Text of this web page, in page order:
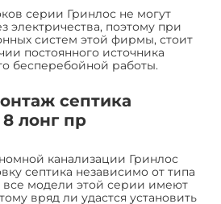
серии Гринлос не могут
электричества, поэтому при
систем этой фирмы, стоит
постоянного источника
бесперебойной работы.
септика
лонг пр
канализации Гринлос
септика независимо от типа
все модели этой серии имеют
вряд ли удастся установить